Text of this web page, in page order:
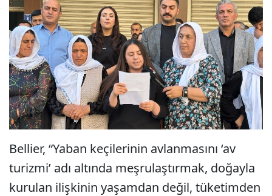
Bellier, “Yaban keçilerinin avlanmasını ‘av
turizmi’ adı altında meşrulaştırmak, doğayla
kurulan ilişkinin yaşamdan değil, tüketimden